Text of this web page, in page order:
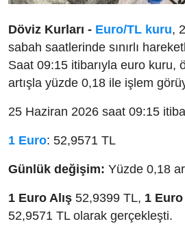
Döviz Kurları - Euro/TL kuru,
sabah saatlerinde sınırlı
Saat 09:15 itibarıyla euro kuru,
artışla yüzde 0,18 ile işlem
25 Haziran 2026 saat 09:15
1 Euro: 52,9571 TL
Günlük değişim: Yüzde 0,18
1 Euro Alış 52,9399 TL, 1 Euro
52,9571 TL olarak gerçekleşti.